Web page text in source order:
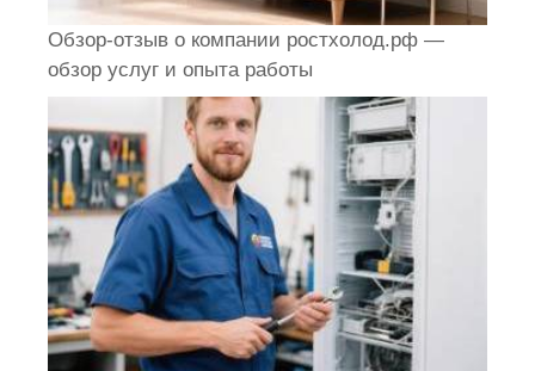
Обзор-отзыв о компании ростхолод.рф —
обзор услуг и опыта работы